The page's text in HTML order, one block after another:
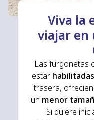
Viva la
viajar en
Las furgonetas
estar
trasera,
un menor
Si quiere